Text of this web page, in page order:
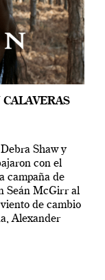
Shaw y
con el
campaña de
Seán McGirr al
de cambio
Alexander
[…]